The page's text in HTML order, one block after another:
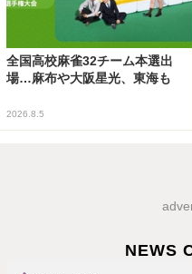
全国高校麻雀32チーム本選出
場…麻布や大阪星光、東海も
2026.8.5
NEWS